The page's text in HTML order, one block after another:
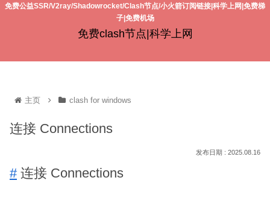
免费公益SSR/V2ray/Shadowrocket/Clash节点/小火箭订阅链接|科学上网|免费梯
子|免费机场
免费clash节点|科学上网
主页 clash for windows
连接 Connections
2025.08.16
#连接 Connections